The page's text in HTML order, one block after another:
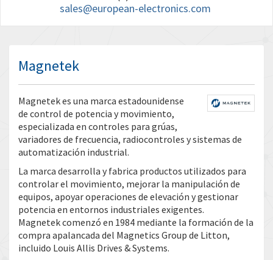
sales@european-electronics.com
Magnetek
Magnetek es una marca estadounidense
de control de potencia y movimiento,
especializada en controles para grúas,
variadores de frecuencia, radiocontroles y sistemas de
automatización industrial.
La marca desarrolla y fabrica productos utilizados para
controlar el movimiento, mejorar la manipulación de
equipos, apoyar operaciones de elevación y gestionar
potencia en entornos industriales exigentes.
Magnetek comenzó en 1984 mediante la formación de la
compra apalancada del Magnetics Group de Litton,
incluido Louis Allis Drives & Systems.